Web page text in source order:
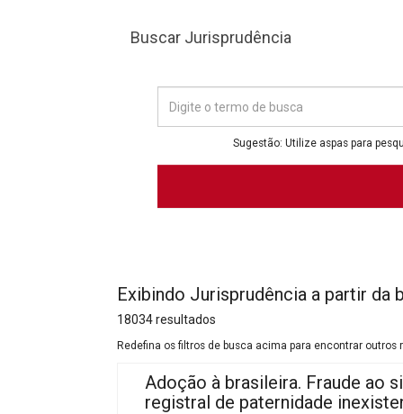
Buscar Jurisprudência
Sugestão: Utilize aspas para
Exibindo Jurisprudência a partir da
18034 resultados
Redefina os filtros de busca acima para encontrar outros
Adoção à brasileira. Fraude ao
registral de paternidade